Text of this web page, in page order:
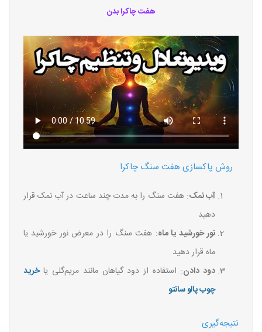
هفت چاکرا بدن
روش پاکسازی هفت سنگ چاکرا
آب نمک: هفت سنگ را به مدت چند ساعت در آب نمک قرار
دهید
نور خورشید یا ماه: هفت سنگ را در معرض نور خورشید یا
ماه قرار دهید
دود دادن: استفاده از دود گیاهان مانند مریم‌گلی یا خرید
چوب پالو سانتو
نتیجه‌گیری